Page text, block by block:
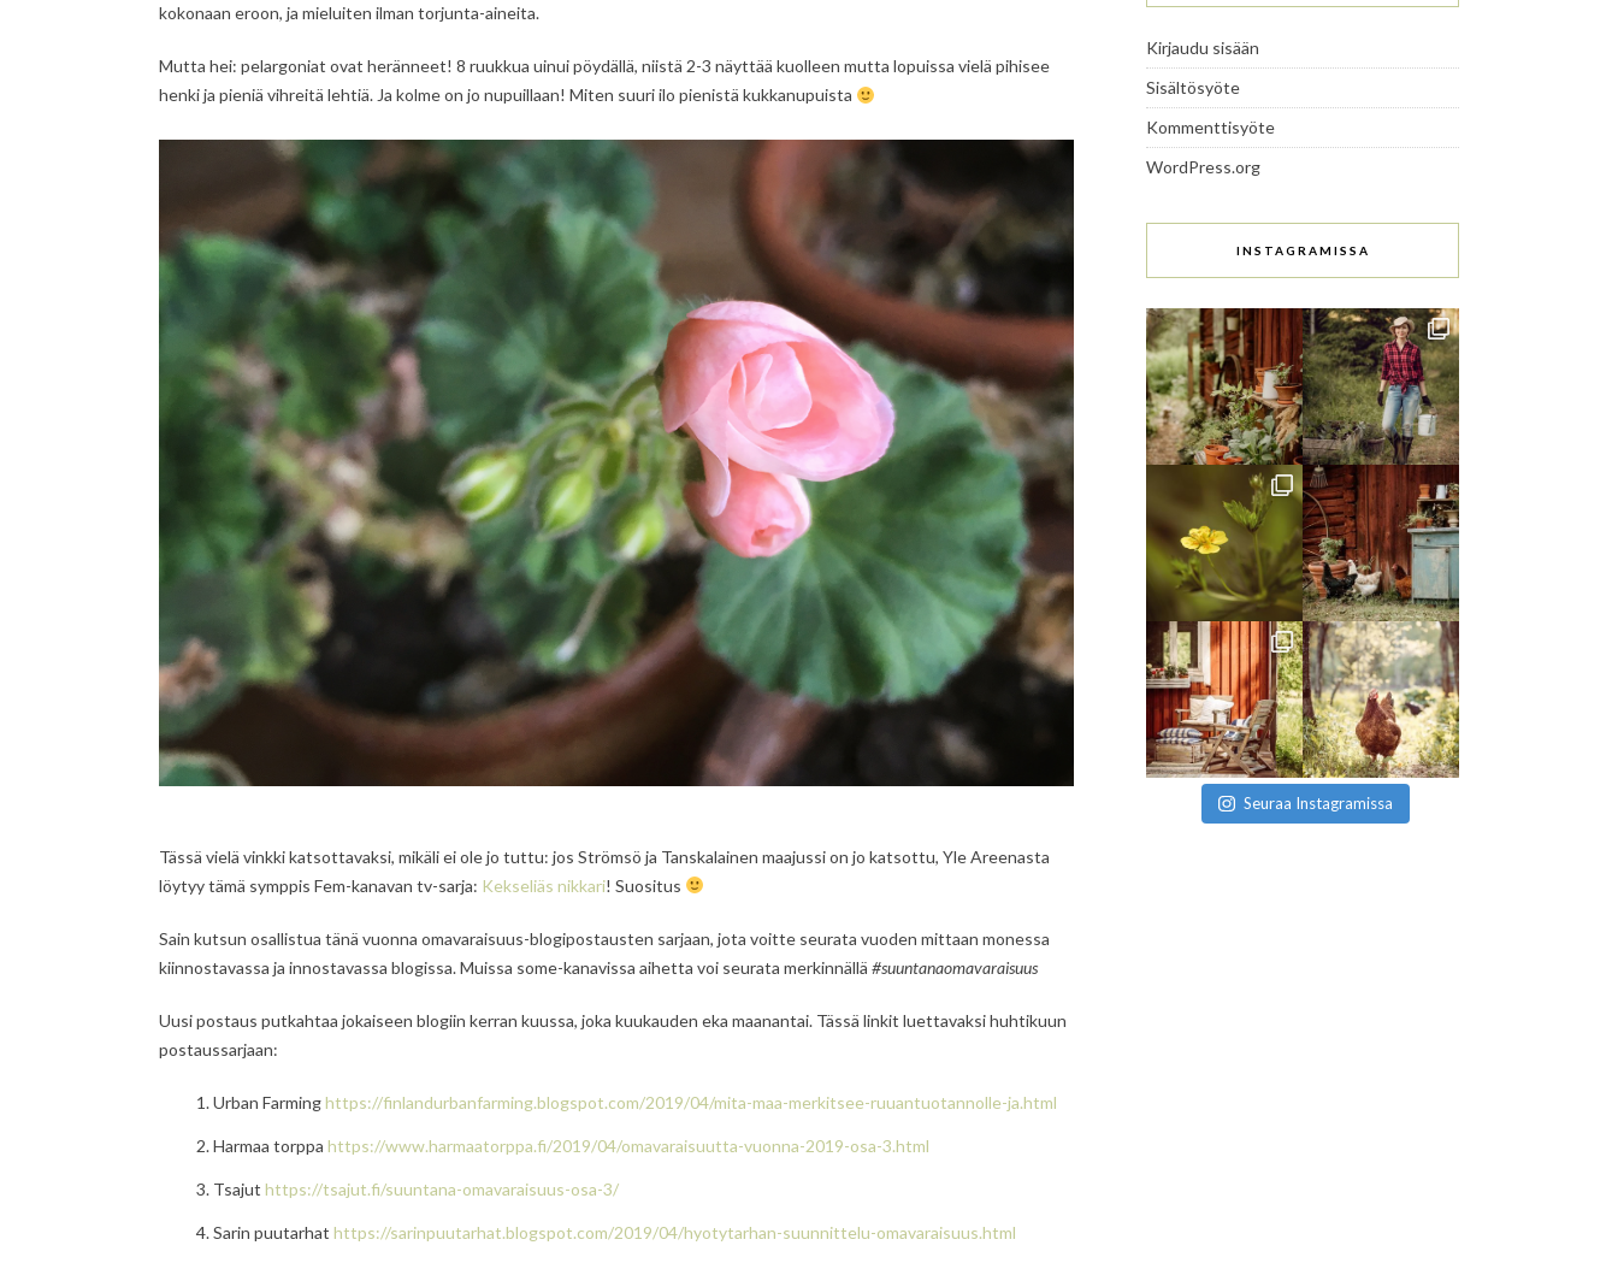
kokonaan eroon, ja mieluiten ilman torjunta-aineita.
Mutta hei: pelargoniat ovat heränneet! 8 ruukkua uinui pöydällä, niistä 2-3 näyttää kuolleen mutta lopuissa vielä pihisee
henki ja pieniä vihreitä lehtiä. Ja kolme on jo nupuillaan! Miten suuri ilo pienistä kukkanupuista
Tässä vielä vinkki katsottavaksi, mikäli ei ole jo tuttu: jos Strömsö ja Tanskalainen maajussi on jo katsottu, Yle Areenasta
löytyy tämä symppis Fem-kanavan tv-sarja: Kekseliäs nikkari! Suositus
Sain kutsun osallistua tänä vuonna omavaraisuus-blogipostausten sarjaan, jota voitte seurata vuoden mittaan monessa
kiinnostavassa ja innostavassa blogissa. Muissa some-kanavissa aihetta voi seurata merkinnällä #suuntanaomavaraisuus
Uusi postaus putkahtaa jokaiseen blogiin kerran kuussa, joka kuukauden eka maanantai. Tässä linkit luettavaksi huhtikuun
postaussarjaan:
Urban Farminghttps://finlandurbanfarming.blogspot.com/2019/04/mita-maa-merkitsee-ruuantuotannolle-ja.html
Harmaa torppa https://www.harmaatorppa.fi/2019/04/omavaraisuutta-vuonna-2019-osa-3.html
Tsajut https://tsajut.fi/suuntana-omavaraisuus-osa-3/
Sarin puutarhat https://sarinpuutarhat.blogspot.com/2019/04/hyotytarhan-suunnittelu-omavaraisuus.html
Kirjaudu sisään
Sisältösyöte
Kommenttisyöte
WordPress.org
INSTAGRAMISSA
Seuraa Instagramissa